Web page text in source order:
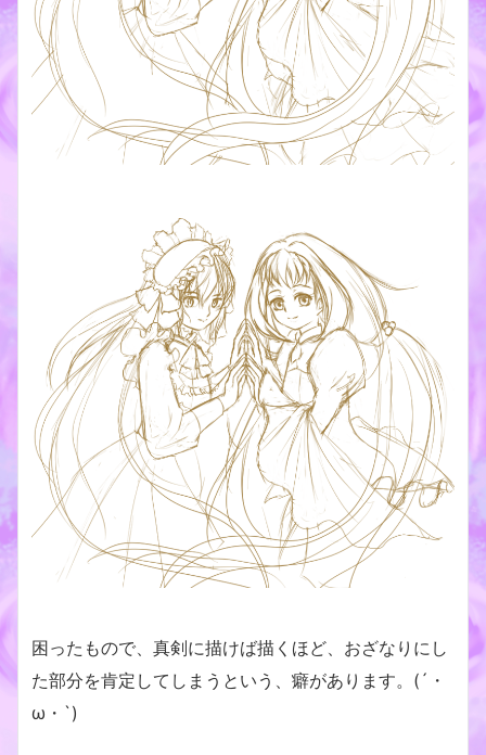
困ったもので、真剣に描けば描くほど、おざなりにし
た部分を肯定してしまうという、癖があります。(´・
ω・`)